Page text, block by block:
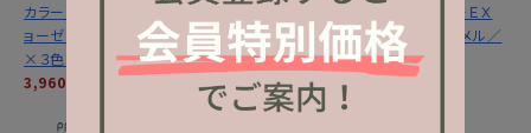
カラーＥＸ／グリントジ
ョーゼットシリーズ３ｇ
×３色セット
3,960円
(税込)
カラーＥＸ／サンセット
ミラージュシリーズ ３
ｇ×３色セット
3,960円
(税込)
プリジェル カラーＥＸ
／サンセットキャメル／
３ｇ
1,320円 (税込)